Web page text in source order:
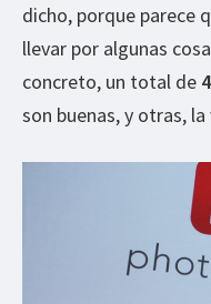
dicho, porque parece
llevar por algunas
concreto, un total de
son buenas, y otras,